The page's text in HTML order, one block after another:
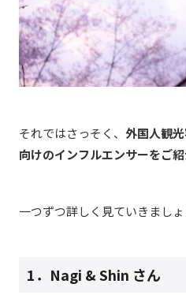
それではさっそく、 外国人観
向けのインフルエンサーをご
一つずつ詳しく見ていきましょ
1． Nagi & Shin さん